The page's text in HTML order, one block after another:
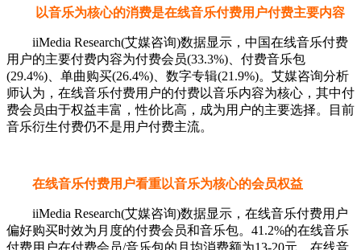
以音乐为核心的消费是在线音乐付费用户付费主要内容
iiMedia Research(艾媒咨询)数据显示，中国在线音乐付费
用户的主要付费内容为付费会员(33.3%)、付费音乐包
(29.4%)、单曲购买(26.4%)、数字专辑(21.9%)。艾媒咨询分析
师认为，在线音乐付费用户的付费以音乐内容为核心，其中付
费会员由于权益丰富，性价比高，成为用户的主要选择。目前
音乐衍生付费仍不是用户付费主流。
在线音乐付费用户看重以音乐为核心的会员权益
iiMedia Research(艾媒咨询)数据显示，在线音乐付费用户
偏好购买时效为月度的付费会员和音乐包。41.2%的在线音乐